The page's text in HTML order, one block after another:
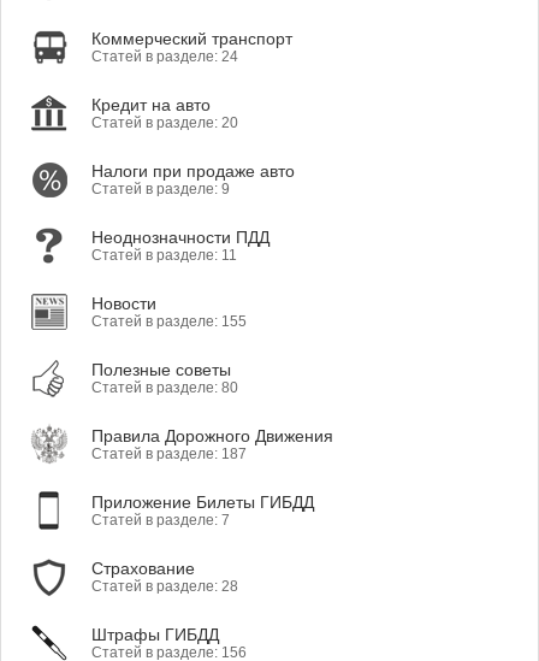
Коммерческий транспорт
Статей в разделе: 24
Кредит на авто
Статей в разделе: 20
Налоги при продаже авто
Статей в разделе: 9
Неоднозначности ПДД
Статей в разделе: 11
Новости
Статей в разделе: 155
Полезные советы
Статей в разделе: 80
Правила Дорожного Движения
Статей в разделе: 187
Приложение Билеты ГИБДД
Статей в разделе: 7
Страхование
Статей в разделе: 28
Штрафы ГИБДД
Статей в разделе: 156